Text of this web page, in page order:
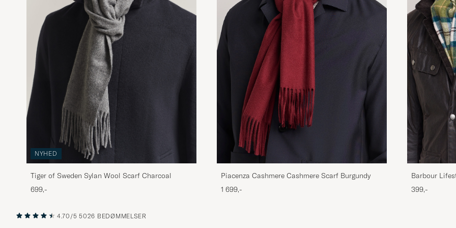
NYHED
Tiger of Sweden Sylan Wool Scarf Charcoal
699,-
Piacenza Cashmere Cashmere Scarf Burgundy
1 699,-
Barbour
Ancient
399,-
4.70/5 5026 BEDØMMELSER